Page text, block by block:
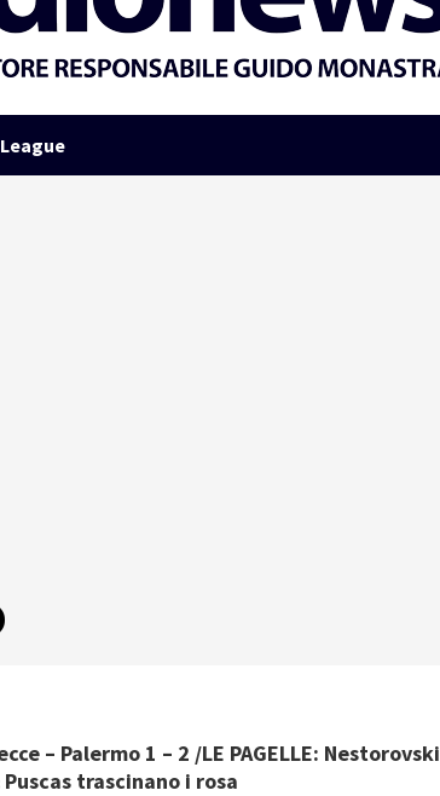
– Palermo 1 – 2 /LE PAGELLE: Nestorovski
Puscas trascinano i rosa